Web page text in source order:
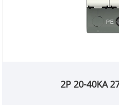
2P 20-40KA